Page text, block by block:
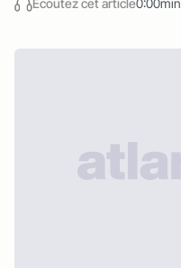
Écoutez cet article0:00min